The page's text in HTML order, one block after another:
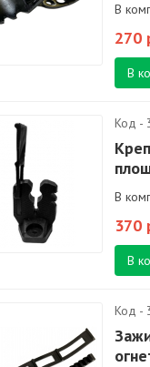
В
270
В
Код -
В
370
В
Код -